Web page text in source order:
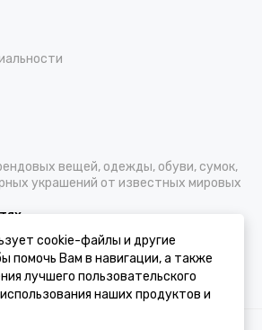
вещей, одежды, обуви, сумок,
украшений от известных мировых
cookie-файлы и другие
помочь Вам в навигации, а также
лучшего пользовательского
наших продуктов и